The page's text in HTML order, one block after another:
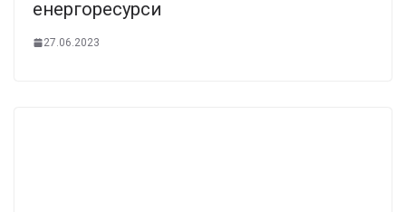
енергоресурси
27.06.2023